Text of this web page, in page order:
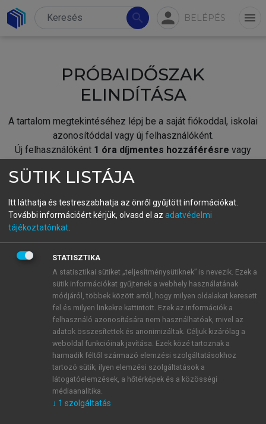
search person BELÉPÉS menu
PRÓBAIDŐSZAK
ELINDÍTÁSA
A tartalom megtekintéséhez lépj be a saját fiókoddal, iskolai
azonosítóddal vagy új felhasználóként.
Új felhasználóként 1 óra díjmentes hozzáférésre vagy
fiókoddal,vagy hozz létre új fiókot.
A regisztráció után apróbaidőszakautomatikusan
BELÉPÉS SAJÁT FIÓKKAL
ÚJ FIÓK LÉTREHOZÁSA
1 óra díjmentes hozzáférés
E-MAIL-CÍM
SÜTIK LISTÁJA
Itt láthatja és testreszabhatja az önről gyűjtött információkat.
További információért kérjük, olvasd el az adatvédelmi
tájékoztatónkat
STATISZTIKA
A statisztikai sütiket „teljesítménysütiknek” is nevezik. Ezek a
sütik információkat gyűjtenek a webhely használatának
módjáról, többek között arról, hogy milyen oldalakat keresett
fel és milyen linkekre kattintott. Ezek az információk a
felhasználó azonosítására nem használhatóak, mivel az
adatok összesítettek és anonimizáltak. Céljuk kizárólag a
weboldal funkcióinak javítása. Ezek közé tartoznak a
harmadik féltől származó elemzési szolgáltatásokhoz
tartozó sütik; ilyen elemzési szolgáltatások a
látogatóelemzések, a hőtérképek és a közösségi
médiaanalitika.
↓ 1 szolgáltatás